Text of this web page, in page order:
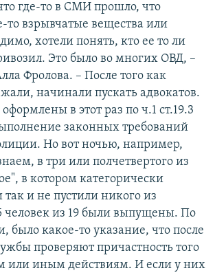
где-то в СМИ прошло, что
взрывчатые вещества или
хотели понять, кто ее то ли
Это было во многих ОВД, –
Фролова. – После того как
начинали пускать адвокатов.
в этот раз по ч.1 ст.19.3
законных требований
Но вот ночью, например,
в три или полчетвертого из
в котором категорически
так и не пустили никого из
человек из 19 были выпущены. По
было какое-то указание, что после
проверяют причастность того
или иным действиям. И если у них